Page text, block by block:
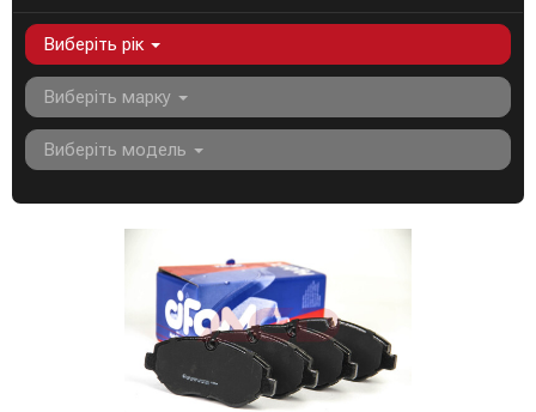
Виберіть рік
Виберіть марку
Виберіть модель